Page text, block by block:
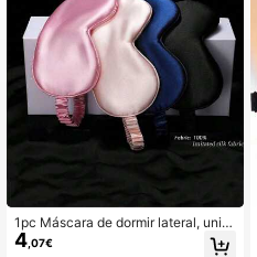
1pc Máscara de dormir lateral, uniss
ex, leve e respirável, dobras cegas,
máscara de olhos com contorno 3D
4 ,07€